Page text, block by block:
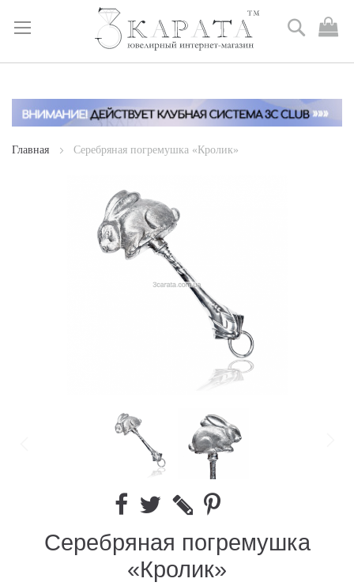
Skip
Content
Поиск
Главная Серебряная погремушка «Кролик»
Серебряная погремушка
«Кролик»